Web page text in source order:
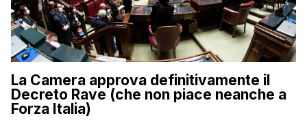
La Camera approva definitivamente il
Decreto Rave (che non piace neanche a
Forza Italia)